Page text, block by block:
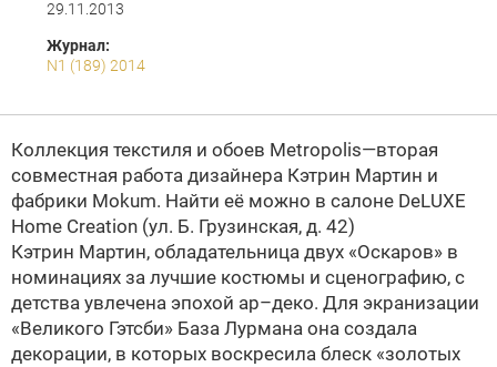
29.11.2013
Журнал:
N1 (189) 2014
Коллекция текстиля и обоев Metropolis—вторая
совместная работа дизайнера Кэтрин Мартин и
фабрики Mokum. Найти её можно в салоне DeLUXE
Home Creation (ул. Б. Грузинская, д. 42)
Кэтрин Мартин, обладательница двух «Оскаров» в
номинациях за лучшие костюмы и сценографию, с
детства увлечена эпохой ар–деко. Для экранизации
«Великого Гэтсби» База Лурмана она создала
декорации, в которых воскресила блеск «золотых